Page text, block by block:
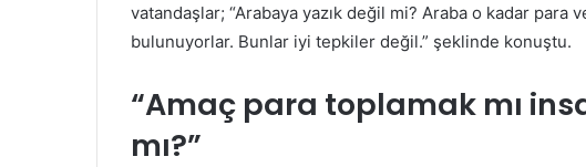
vatandaşlar; “Arabaya yazık değil mi? Araba o kadar para
bulunuyorlar. Bunlar iyi tepkiler değil.” şeklinde konuştu.
“Amaç para toplamak mı
mı?”